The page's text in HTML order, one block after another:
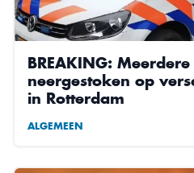
BREAKING:
neergestoken op
in Rotterdam
ALGEMEEN